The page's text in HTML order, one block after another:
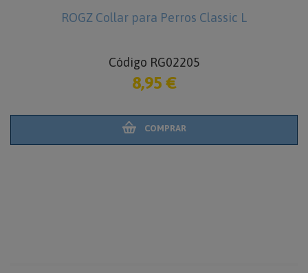
ROGZ Collar para Perros Classic L
Código RG02205
8,95 €
COMPRAR